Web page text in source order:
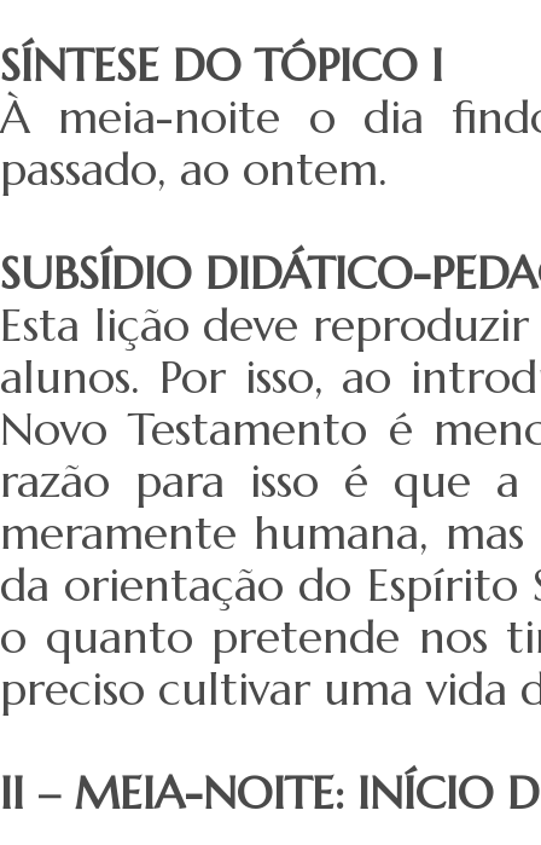
SÍNTESE DO TÓPICO I
À meia-noite o dia
passado, ao ontem.
SUBSÍDIO DIDÁTICO-
Esta lição deve
alunos. Por isso, ao
Novo Testamento é
razão para isso é que a
meramente humana,
da orientação do Espírito
o quanto pretende nos
preciso cultivar uma vida
II – MEIA-NOITE: INÍCIO